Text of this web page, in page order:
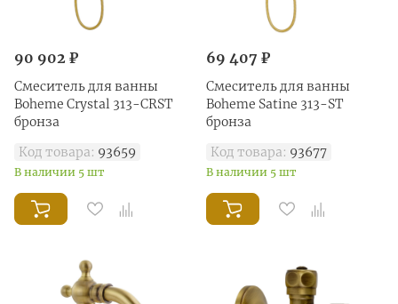
90 902 ₽
Смеситель для ванны
Boheme Crystal 313-CRST
бронза
Код товара: 93659
В наличии 5 шт
69 407 ₽
Смеситель для ванны
Boheme Satine 313-ST
бронза
Код товара: 93677
В наличии 5 шт